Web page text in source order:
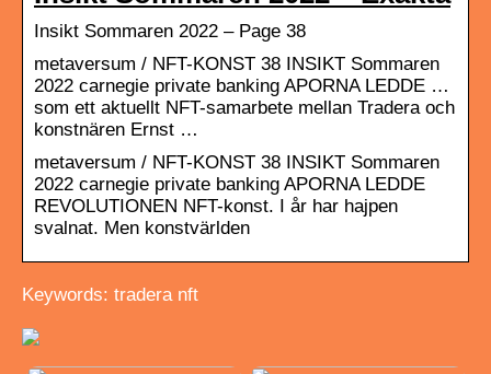
Insikt Sommaren 2022 – Page 38
metaversum / NFT-KONST 38 INSIKT Sommaren
2022 carnegie private banking APORNA LEDDE …
som ett aktuellt NFT-samarbete mellan Tradera och
konstnären Ernst …
metaversum / NFT-KONST 38 INSIKT Sommaren
2022 carnegie private banking APORNA LEDDE
REVOLUTIONEN NFT-konst. I år har hajpen
svalnat. Men konstvärlden
Keywords: tradera nft